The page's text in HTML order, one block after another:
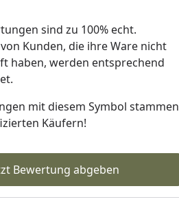
sind zu 100% echt.
Kunden, die ihre Ware nicht
haben, werden entsprechend
mit diesem Symbol stammen
Käufern!
Bewertung abgeben